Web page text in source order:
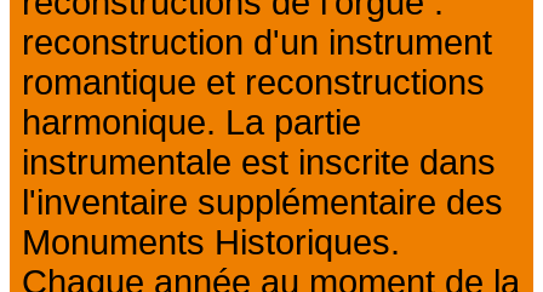
reconstruction d'un instrument
romantique et reconstructions
harmonique. La partie
instrumentale est inscrite dans
l'inventaire supplémentaire des
Monuments Historiques.
Chaque année au moment de la